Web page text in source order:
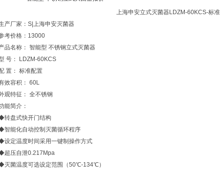
上海申安立式灭菌器LDZM-60KCS-标
产厂家：S|上海申安灭菌器
考价格：13000
品名称： 智能型 不锈钢立式灭菌器
号： LDZM-60KCS
置： 标准配置
效容积： 60L
观特征： 全不锈钢
能简介：
转盘式快开门结构
智能化自动控制灭菌循环程序
设定温度时间采用一键制操作方式
超压自泄0.217Mpa
灭菌温度可选设定范围（50℃-134℃）